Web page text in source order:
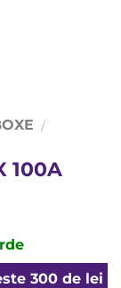
/
100A
300 de lei